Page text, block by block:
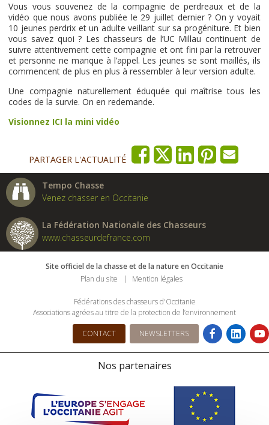
Vous vous souvenez de la compagnie de perdreaux et de la
vidéo que nous avons publiée le 29 juillet dernier ? On y voyait
10 jeunes perdrix et un adulte veillant sur sa progéniture. Et bien
vous savez quoi ? Les chasseurs de l’UC Millau continuent de
suivre attentivement cette compagnie et ont fini par la retrouver
et personne ne manque à l’appel. Les jeunes se sont maillés, ils
commencent de plus en plus à ressembler à leur version adulte.
Une compagnie naturellement éduquée qui maîtrise tous les
codes de la survie. On en redemande.
Visionnez ICI la mini vidéo
PARTAGER L'ACTUALITÉ
Tempo Chasse
Venez chasser en Occitanie
La Fédération Nationale des Chasseurs
www.chasseurdefrance.com
Site officiel de la chasse et de la nature en Occitanie
Plan du site
Mention légales
Fédérations des chasseurs d'Occitanie
Associations agrées au titre de la protection de l’environnement
CONTACT NEWSLETTERS
Nos partenaires